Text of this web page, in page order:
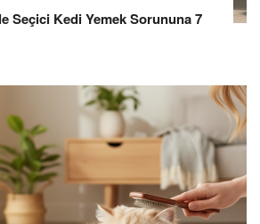
Seçici Kedi Yemek Sorununa 7